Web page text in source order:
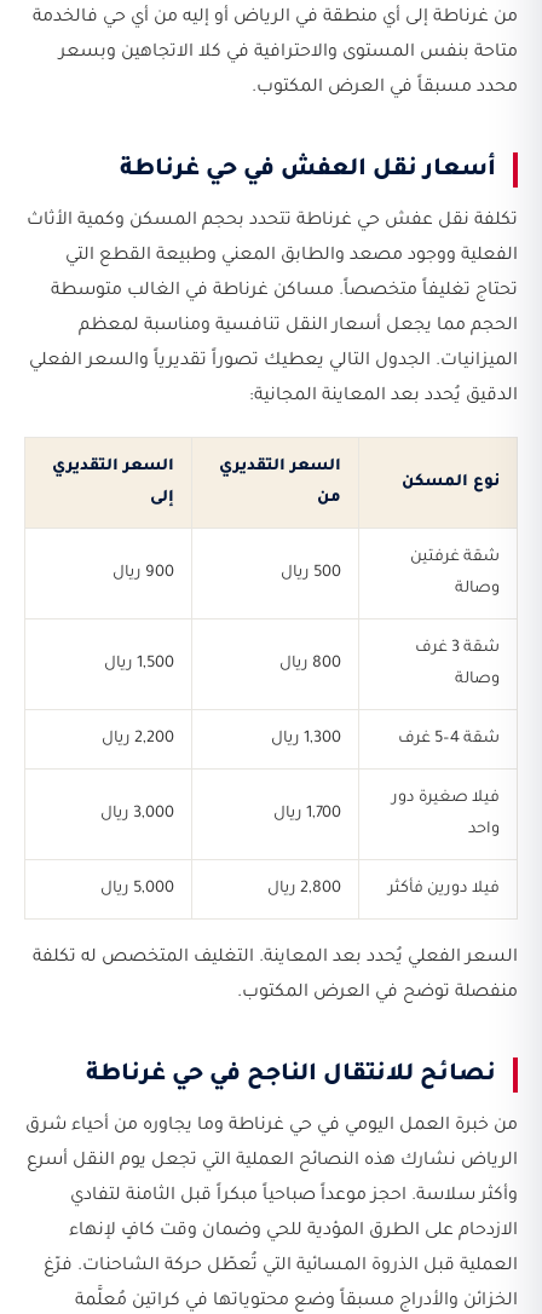
من غرناطة إلى أي منطقة في الرياض أو إليه من أي حي فالخدمة
متاحة بنفس المستوى والاحترافية في كلا الاتجاهين وبسعر
محدد مسبقاً في العرض المكتوب.
أسعار نقل العفش في حي غرناطة
تكلفة نقل عفش حي غرناطة تتحدد بحجم المسكن وكمية الأثاث
الفعلية ووجود مصعد والطابق المعني وطبيعة القطع التي
تحتاج تغليفاً متخصصاً. مساكن غرناطة في الغالب متوسطة
الحجم مما يجعل أسعار النقل تنافسية ومناسبة لمعظم
الميزانيات. الجدول التالي يعطيك تصوراً تقديرياً والسعر الفعلي
الدقيق يُحدد بعد المعاينة المجانية:
نوع المسكن
السعر التقديري
من
السعر التقديري
إلى
شقة غرفتين
وصالة
500 ريال 900 ريال
شقة 3 غرف
وصالة
800 ريال 1,500 ريال
شقة 4–5 غرف 1,300 ريال 2,200 ريال
فيلا صغيرة دور
واحد
1,700 ريال 3,000 ريال
فيلا دورين فأكثر 2,800 ريال 5,000 ريال
السعر الفعلي يُحدد بعد المعاينة. التغليف المتخصص له تكلفة
منفصلة توضح في العرض المكتوب.
نصائح للانتقال الناجح في حي غرناطة
من خبرة العمل اليومي في حي غرناطة وما يجاوره من أحياء شرق
الرياض نشارك هذه النصائح العملية التي تجعل يوم النقل أسرع
وأكثر سلاسة. احجز موعداً صباحياً مبكراً قبل الثامنة لتفادي
الازدحام على الطرق المؤدية للحي وضمان وقت كافٍ لإنهاء
العملية قبل الذروة المسائية التي تُعطّل حركة الشاحنات. فرّغ
الخزائن والأدراج مسبقاً وضع محتوياتها في كراتين مُعلَّمة